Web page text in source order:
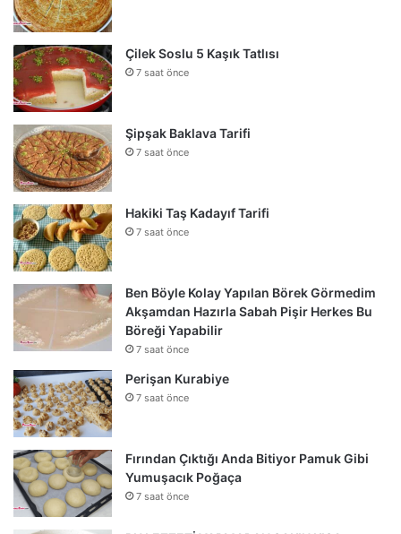
Çilek Soslu 5 Kaşık Tatlısı
7 saat önce
Şipşak Baklava Tarifi
7 saat önce
Hakiki Taş Kadayıf Tarifi
7 saat önce
Ben Böyle Kolay Yapılan Börek Görmedim
Akşamdan Hazırla Sabah Pişir Herkes Bu
Böreği Yapabilir
7 saat önce
Perişan Kurabiye
7 saat önce
Fırından Çıktığı Anda Bitiyor Pamuk Gibi
Yumuşacık Poğaça
7 saat önce